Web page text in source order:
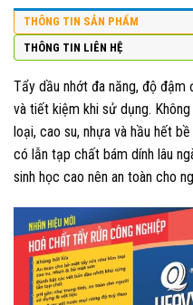
THÔNG TIN SẢN PHẨM
THÔNG TIN LIÊN HỆ
Tẩy dầu nhớt đa năng, độ
và tiết kiệm khi sử dụng.
loại, cao su, nhựa và hầu hết
có lẫn tạp chất bám dính lâu
sinh học cao nên an toàn cho